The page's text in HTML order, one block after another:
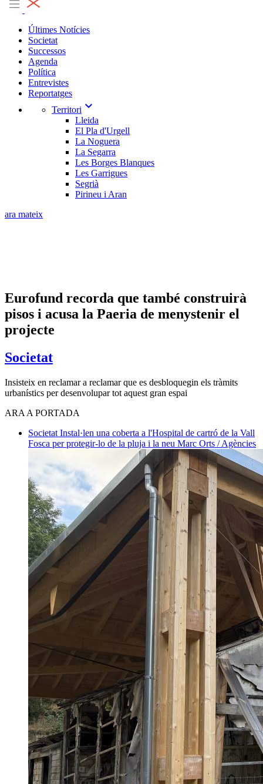
Últimes Notícies
Societat
Successos
Agenda
Política
Entrevistes
Reportatges
Territori expand_more
Lleida
El Pla d'Urgell
La Noguera
La Segarra
Les Borges Blanques
Les Garrigues
Segrià
Pirineu i Aran
ara mateix
Eurofund recorda que també construirà
pisos i acusa la Paeria de menystenir el
projecte
Societat
Insisteix en reclamar a reclamar que es desbloquegin els tràmits
urbanístics per desenvolupar tot aquest gran espai
ARA A PORTADA
Societat Instal·len una coberta a l'Hospital de cartró de la Vall
Fosca per protegir-lo de la pluja i la neu Marc Orts / Agències